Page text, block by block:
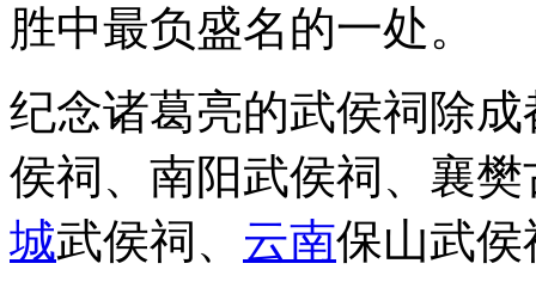
胜中最负盛名的一处。
纪念诸葛亮的武侯祠除
侯祠、南阳武侯祠、襄
城武侯祠、 云南保山武侯